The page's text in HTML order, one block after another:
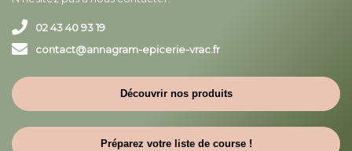
02 43 40 93 19
contact@annagram-epicerie-vrac.fr
Découvrir nos produits
Préparez votre liste de course !